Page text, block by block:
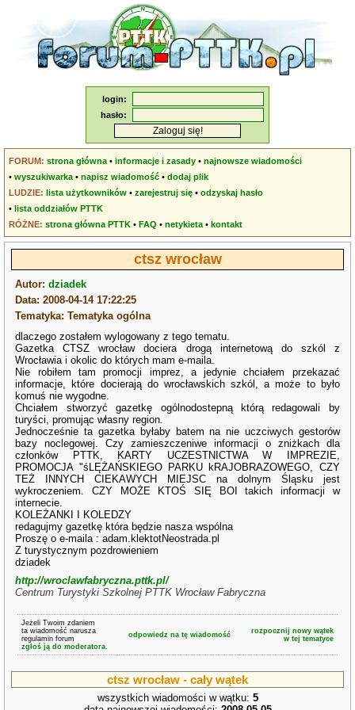
login:
hasło:
FORUM: strona główna •informacje i zasady •najnowsze wiadomości
•wyszukiwarka •napisz wiadomość •dodaj plik
LUDZIE: lista użytkowników •zarejestruj się •odzyskaj hasło
•lista oddziałów PTTK
RÓŻNE: strona główna PTTK •FAQ •netykieta •kontakt
ctsz wrocław
Autor:dziadek
Data: 2008-04-14 17:22:25
Tematyka: Tematyka ogólna
dlaczego zostałem wylogowany z tego tematu.
Gazetka CTSZ wrocław dociera drogą internetową do szkól z
Wrocławia i okolic do których mam e-maila.
Nie robiłem tam promocji imprez, a jedynie chciałem przekazać
informacje, które docierają do wrocławskich szkól, a może to było
komuś nie wygodne.
Chciałem stworzyć gazetkę ogólnodostepną którą redagowali by
turyści, promując własny region.
Jednocześnie ta gazetka byłaby batem na nie uczciwych gestorów
bazy noclegowej. Czy zamieszczeniwe informacji o zniżkach dla
członków PTTK, KARTY UCZESTNICTWA W IMPREZIE,
PROMOCJA "śLĘŻAŃSKIEGO PARKU kRAJOBRAZOWEGO, CZY
TEŻ INNYCH CIEKAWYCH MIEJSC na dolnym Śląsku jest
wykroczeniem. CZY MOŻE KTOŚ SIĘ BOI takich informacji w
internecie.
KOLEŻANKI I KOLEDZY
redagujmy gazetkę która będzie nasza wspólna
Proszę o e-maila : adam.klektotNeostrada.pl
Z turystycznym pozdrowieniem
dziadek
http://wroclawfabryczna.pttk.pl/
Centrum Turystyki Szkolnej PTTK Wrocław Fabryczna
Jeżeli Twoim zdaniem
ta wiadomość narusza
regulamin forum
zgłoś ją do moderatora.
odpowiedz na tę wiadomość
rozpocznij nowy wątek
w tej tematyce
ctsz wrocław - cały wątek
wszystkich wiadomości w wątku: 5